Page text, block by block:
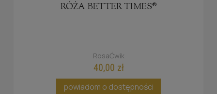
RÓŻA BETTER TIMES®
RosaĆwik
40,00 zł
powiadom o dostępności